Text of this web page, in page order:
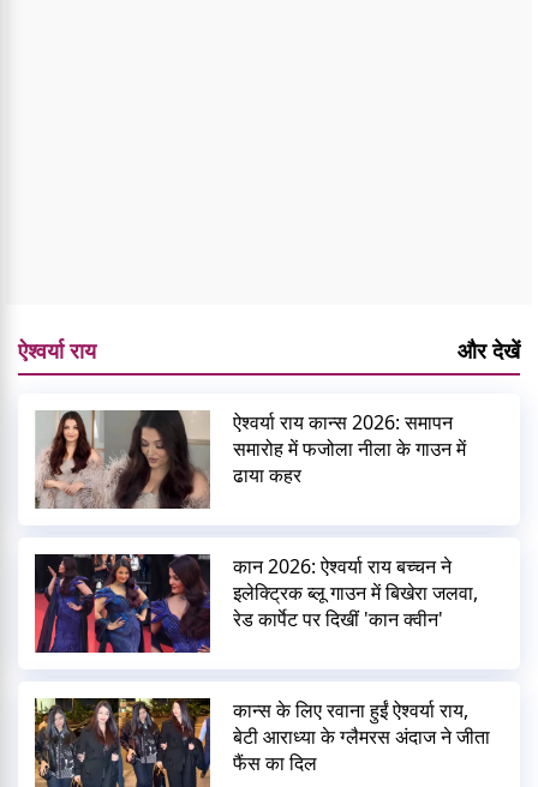
ऐश्वर्या राय और देखें
ऐश्वर्या राय कान्स 2026: समापन
समारोह में फजोला नीला के गाउन में
ढाया कहर
कान 2026: ऐश्वर्या राय बच्चन ने
इलेक्ट्रिक ब्लू गाउन में बिखेरा जलवा,
रेड कार्पेट पर दिखीं 'कान क्वीन'
कान्स के लिए रवाना हुईं ऐश्वर्या राय,
बेटी आराध्या के ग्लैमरस अंदाज ने जीता
फैंस का दिल